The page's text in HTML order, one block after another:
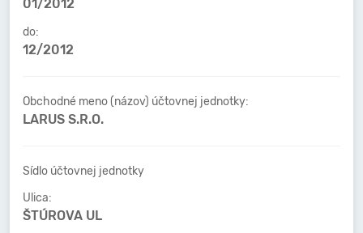
01/2012
do:
12/2012
Obchodné meno (názov) účtovnej jednotky:
LARUS S.R.O.
Sídlo účtovnej jednotky
Ulica:
ŠTÚROVA UL